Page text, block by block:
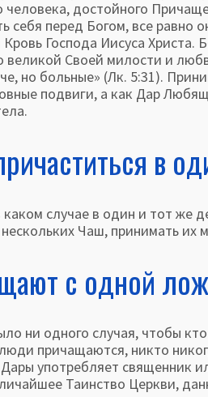
человека, достойно­го
себя перед Богом, все
Господа Иисуса
великой Своей милости и
но больные» (Лк. 5:31).
под­виги, а как Дар
в
случае в один и тот же
Чаш, принимать их
с одной
одного случая, чтобы
причащаются, никто
употребляет священник
Таинство Церкви,